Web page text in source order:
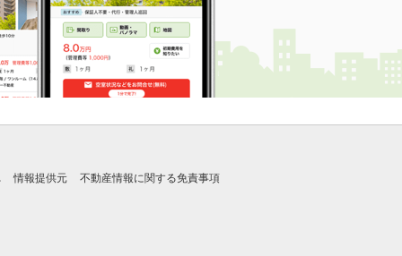
情報提供元 不動産情報に関する免責事項